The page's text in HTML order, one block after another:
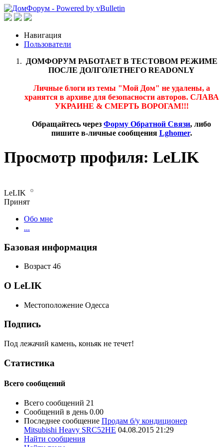
Навигация
Пользователи
ДОМФОРУМ РАБОТАЕТ В ТЕСТОВОМ РЕЖИМЕ
ПОСЛЕ ДОЛГОЛЕТНЕГО READONLY
Личные блоги из темы "Мой Дом" не удалены, а
хранятся в архиве для безопасности авторов. СЛАВА
УКРАИНЕ & СМЕРТЬ ВОРОГАМ!!!
Обращайтесь через Форму Обратной Связи, либо
пишите в-личные сообщения Lghomer.
Просмотр профиля: LeLIK
LeLIK
Принят
Обо мне
...
Базовая информация
Возраст 46
О LeLIK
Местоположение Одесса
Подпись
Под лежачий камень, коньяк не течет!
Статистика
Всего сообщений
Всего сообщений 21
Сообщений в день 0.00
Последнее сообщение Продам б/у кондиционер
Mitsubishi Heavy SRС52HE 04.08.2015 21:29
Найти сообщения